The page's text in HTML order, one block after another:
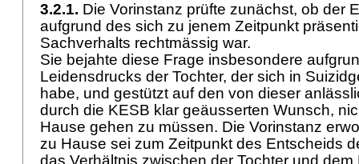
3.2.1. Die Vorinstanz prüfte zunächst, ob der
aufgrund des sich zu jenem Zeitpunkt
Sachverhalts rechtmässig war.
Sie bejahte diese Frage insbesondere
Leidensdrucks der Tochter, der sich in
habe, und gestützt auf den von dieser
durch die KESB klar geäusserten Wunsch,
Hause gehen zu müssen. Die Vorinstanz
zu Hause sei zum Zeitpunkt des Entscheids
das Verhältnis zwischen der Tochter und